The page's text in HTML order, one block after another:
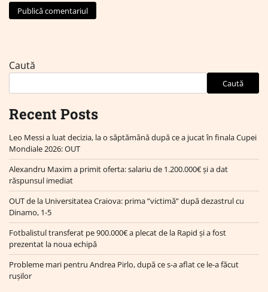
Caută
Caută
Recent Posts
Leo Messi a luat decizia, la o săptămână după ce a jucat în finala Cupei
Mondiale 2026: OUT
Alexandru Maxim a primit oferta: salariu de 1.200.000€ și a dat
răspunsul imediat
OUT de la Universitatea Craiova: prima ”victimă” după dezastrul cu
Dinamo, 1-5
Fotbalistul transferat pe 900.000€ a plecat de la Rapid și a fost
prezentat la noua echipă
Probleme mari pentru Andrea Pirlo, după ce s-a aflat ce le-a făcut
rușilor